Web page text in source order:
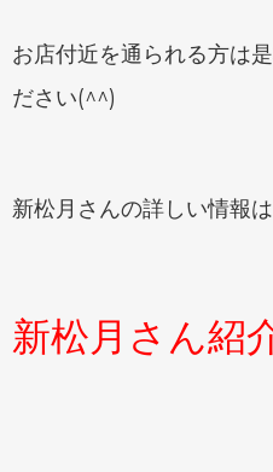
お店付近を通られる方は
ださい(^^)
新松月さんの詳しい情報
新松月さん紹